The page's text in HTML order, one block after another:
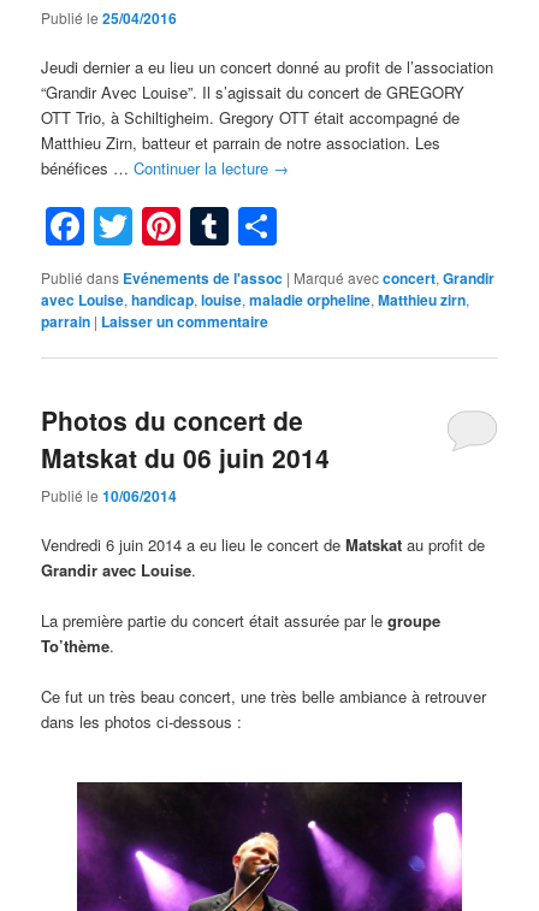
Publié le25/04/2016
Jeudi dernier a eu lieu un concert donné au profit de l’association
“Grandir Avec Louise”. Il s’agissait du concert de GREGORY
OTT Trio, à Schiltigheim. Gregory OTT était accompagné de
Matthieu Zirn, batteur et parrain de notre association. Les
bénéfices …Continuer la lecture →
Facebook
Twitter
Pinterest
Tumblr
Publié dans Evénements de l'assoc | Marqué avecconcert,Grandir
avec Louise,handicap,louise,maladie orpheline,Matthieu zirn,
parrain | Laisser un commentaire
Photos du concert de
Matskat du 06 juin 2014
Publié le10/06/2014
Vendredi 6 juin 2014 a eu lieu le concert de Matskat au profit de
Grandir avec Louise.
La première partie du concert était assurée par legroupe
To’thème.
Ce fut un très beau concert, une très belle ambiance à retrouver
dans les photos ci-dessous :